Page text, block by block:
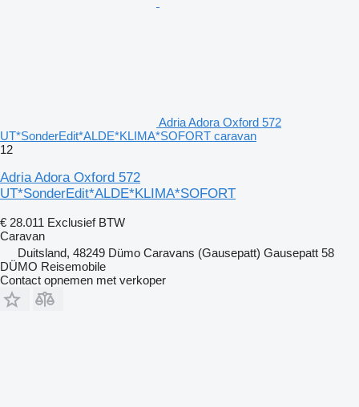
Adria Adora Oxford 572
UT*SonderEdit*ALDE*KLIMA*SOFORT caravan
12
Adria Adora Oxford 572
UT*SonderEdit*ALDE*KLIMA*SOFORT
€ 28.011 Exclusief BTW
Caravan
Duitsland, 48249 Dümo Caravans (Gausepatt) Gausepatt 58
DÜMO Reisemobile
Contact opnemen met verkoper